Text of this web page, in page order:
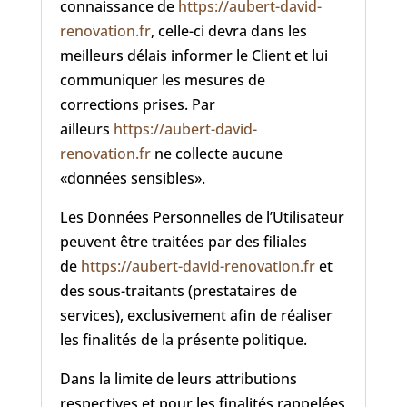
connaissance de https://aubert-david-
renovation.fr, celle-ci devra dans les
meilleurs délais informer le Client et lui
communiquer les mesures de
corrections prises. Par
ailleurs https://aubert-david-
renovation.fr ne collecte aucune
«données sensibles».
Les Données Personnelles de l’Utilisateur
peuvent être traitées par des filiales
de https://aubert-david-renovation.fret
des sous-traitants (prestataires de
services), exclusivement afin de réaliser
les finalités de la présente politique.
Dans la limite de leurs attributions